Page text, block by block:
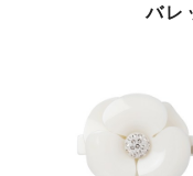
バレ